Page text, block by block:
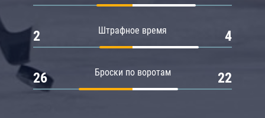
Штрафное время
2 4
Броски по воротам
26 22